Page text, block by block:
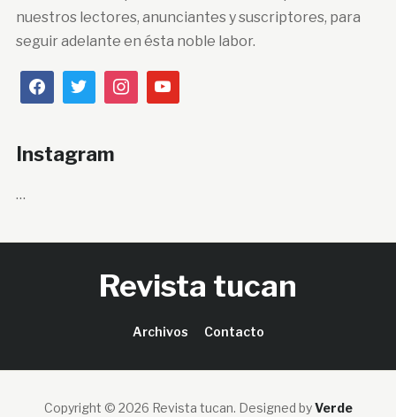
nuestros lectores, anunciantes y suscriptores, para
seguir adelante en ésta noble labor.
Instagram
…
Revista tucan
Archivos Contacto
Copyright © 2026 Revista tucan. Designed byVerde